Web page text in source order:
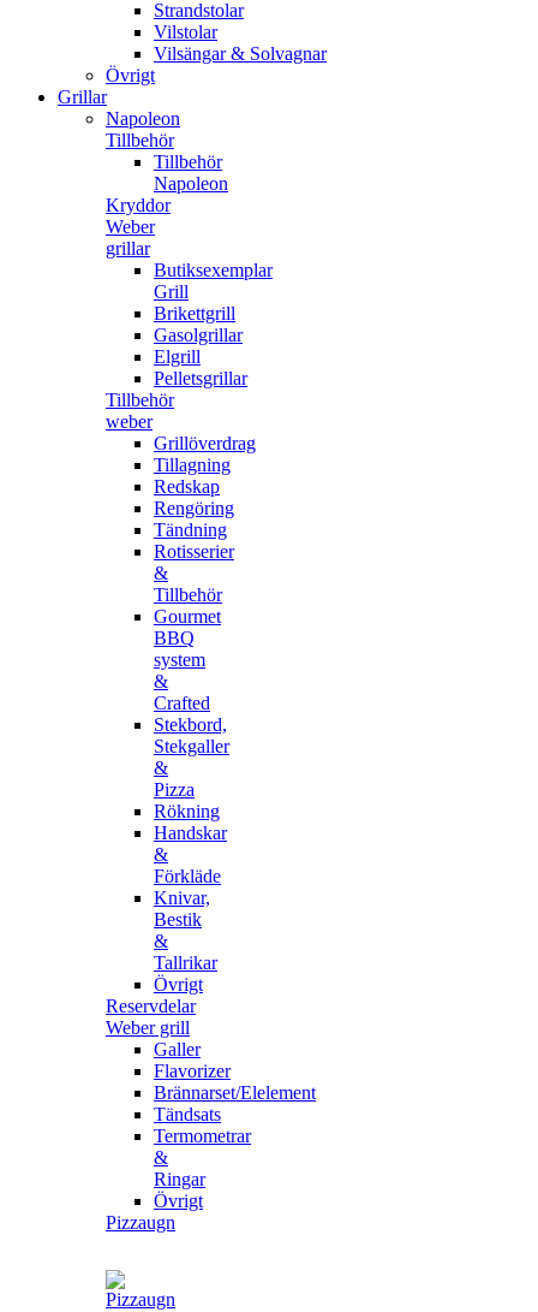
Strandstolar
Vilstolar
Vilsängar & Solvagnar
Övrigt
Grillar
Napoleon
Tillbehör
Tillbehör
Napoleon
Kryddor
Weber
grillar
Butiksexemplar
Grill
Brikettgrill
Gasolgrillar
Elgrill
Pelletsgrillar
Tillbehör
weber
Grillöverdrag
Tillagning
Redskap
Rengöring
Tändning
Rotisserier
&
Tillbehör
Gourmet
BBQ
system
&
Crafted
Stekbord,
Stekgaller
&
Pizza
Rökning
Handskar
&
Förkläde
Knivar,
Bestik
&
Tallrikar
Övrigt
Reservdelar
Weber grill
Galler
Flavorizer
Brännarset/Elelement
Tändsats
Termometrar
&
Ringar
Övrigt
Pizzaugn